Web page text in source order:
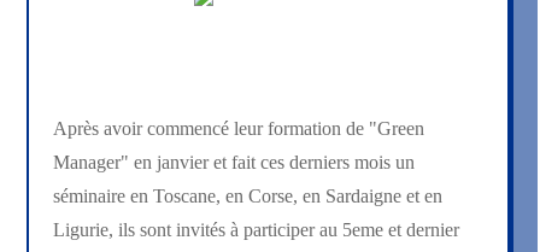
Après avoir commencé leur formation de "Green
Manager" en janvier et fait ces derniers mois un
séminaire en Toscane, en Corse, en Sardaigne et en
Ligurie, ils sont invités à participer au 5eme et dernier